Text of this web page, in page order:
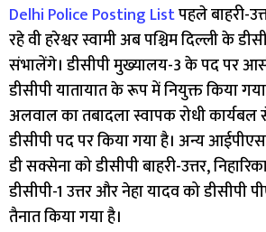
Delhi Police Posting Listपहले बाहरी-
रहे वी हरेश्वर स्वामी अब पश्चिम दिल्ली के
संभालेंगे। डीसीपी मुख्यालय-3 के पद पर
डीसीपी यातायात के रूप में नियुक्त किया
अलवाल का तबादला स्वापक रोधी कार्यबल
डीसीपी पद पर किया गया है। अन्य
डी सक्सेना को डीसीपी बाहरी-उत्तर,
डीसीपी-1 उत्तर और नेहा यादव को डीसीपी
तैनात किया गया है।